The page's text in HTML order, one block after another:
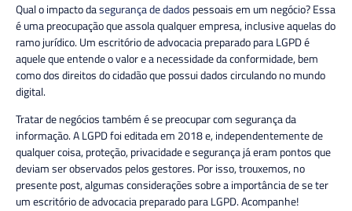
Qual o impacto dasegurança de dados pessoais em um negócio? Essa
é uma preocupação que assola qualquer empresa, inclusive aquelas do
ramo jurídico. Um escritório de advocacia preparado para LGPD é
aquele que entende o valor e a necessidade da conformidade, bem
como dos direitos do cidadão que possui dados circulando no mundo
digital.
Tratar de negócios também é se preocupar com segurança da
informação. A LGPD foi editada em 2018 e, independentemente de
qualquer coisa, proteção, privacidade e segurança já eram pontos que
deviam ser observados pelos gestores. Por isso, trouxemos, no
presente post, algumas considerações sobre a importância de se ter
um escritório de advocacia preparado para LGPD. Acompanhe!